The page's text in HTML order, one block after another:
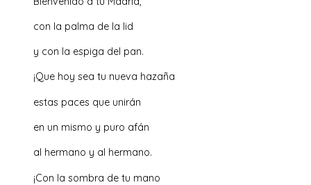
con la palma de la lid
y con la espiga del pan.
¡Que hoy sea tu nueva hazaña
estas paces que unirán
en un mismo y puro afán
al hermano y al hermano.
¡Con la sombra de tu mano